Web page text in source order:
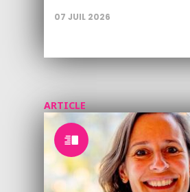
07 JUIL 2026
ARTICLE